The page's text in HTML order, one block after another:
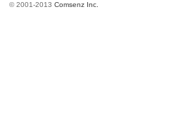
© 2001-2013Comsenz Inc.